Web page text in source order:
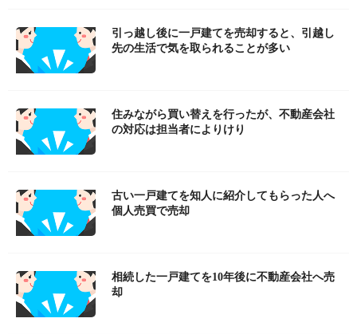
引っ越し後に一戸建てを売却すると、引越し
先の生活で気を取られることが多い
住みながら買い替えを行ったが、不動産会社
の対応は担当者によりけり
古い一戸建てを知人に紹介してもらった人へ
個人売買で売却
相続した一戸建てを10年後に不動産会社へ売
却